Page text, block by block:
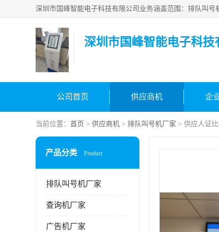
深圳市国峰智能电子科技
公司首页 供应商机 企
当前位置： 首页 > 供应商机 > 排队叫号机厂家 > 供应人证
产品分类 Product
排队叫号机厂家
查询机厂家
广告机厂家